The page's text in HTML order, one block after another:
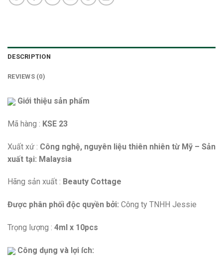
DESCRIPTION
REVIEWS (0)
Giới thiệu sản phẩm
Mã hàng : KSE 23
Xuất xứ : Công nghệ, nguyên liệu thiên nhiên từ Mỹ – Sản
xuất tại: Malaysia
Hãng sản xuất : Beauty Cottage
Được phân phối độc quyền bởi: Công ty TNHH Jessie
Trọng lượng : 4ml x 10pcs
Công dụng và lợi ích: